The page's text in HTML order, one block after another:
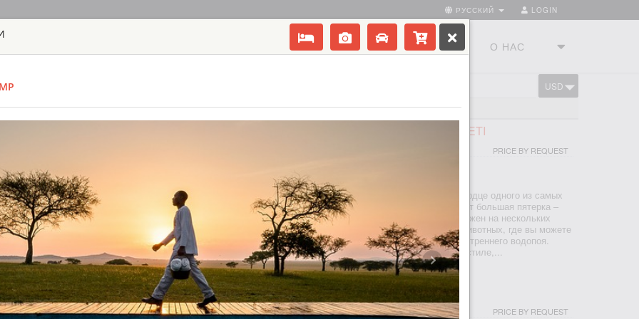
LOGIN
РУССКИЙ
СТРАНЫ ТУРСТУДИЯ О НАС
USD
ТАНЗАНИЯ - СЕРЕНГЕТИ
FOUR SEASONS SAFARI LODGE SERENGETI
PRICE BY REQUEST
Four Seasons Safari Lodge Serengeti расположен в сердце одного из самых
знаменитых заповедников дикой природы, где обитает большая пятерка –
лев, леопард, буйвол, слон и носорог. Лодж расположен на нескольких
возвышенных платформах, рядом с водопоем для животных, где вы можете
наблюдать, как семья слонов останавливается для утреннего водопоя.
Номера представлены в современном африканском стиле,...
GRUMETI SERENGETI TENTED CAMP
PRICE BY REQUEST